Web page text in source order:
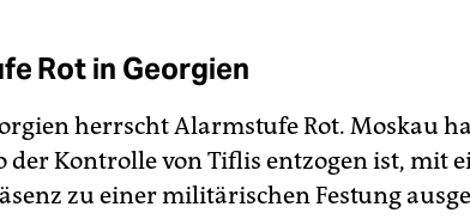
Rot in Georgien
herrscht Alarmstufe Rot. Moskau
der Kontrolle von Tiflis entzogen ist, mit
zu einer militärischen Festung